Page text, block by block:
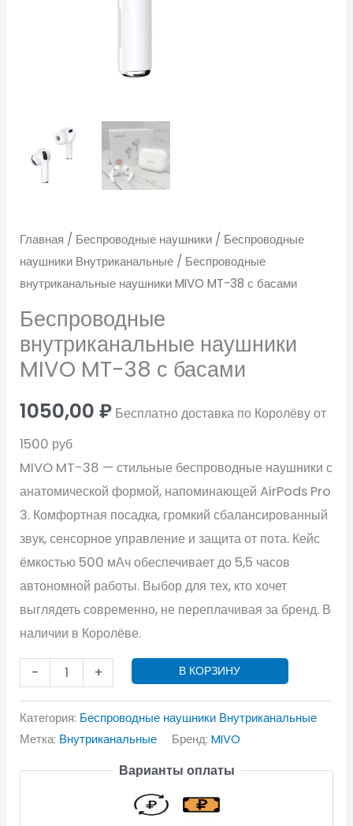
Главная / Беспроводные наушники / Беспроводные
наушники Внутриканальные / Беспроводные
внутриканальные наушники MIVO MT-38 с басами
Беспроводные
внутриканальные наушники
MIVO MT-38 с басами
1050,00₽ Бесплатно доставка по Королёву от
1500 руб
MIVO MT-38 — стильные беспроводные наушники с
анатомической формой, напоминающей AirPods Pro
3. Комфортная посадка, громкий сбалансированный
звук, сенсорное управление и защита от пота. Кейс
ёмкостью 500 мАч обеспечивает до 5,5 часов
автономной работы. Выбор для тех, кто хочет
выглядеть современно, не переплачивая за бренд. В
наличии в Королёве.
- + В КОРЗИНУ
Категория: Беспроводные наушники Внутриканальные
Метка: Внутриканальные Бренд:MIVO
Варианты оплаты